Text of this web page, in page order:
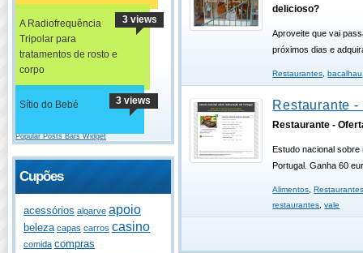
A Radiofrequência
Tripolar para
tratamentos de rosto e
corpo
3 views
Sítio do Bebé 3 views
Popular Posts Bars Widget
Cupões
acessórios algarve apoio
beleza capas carros casino
comida compras
delicioso?
Aproveite que vai
próximos dias e
Restaurantes, bacalhau
Restaurante
Restaurante -
Estudo nacional
Portugal. Ganha 60
Alimentos,
restaurantes,vale